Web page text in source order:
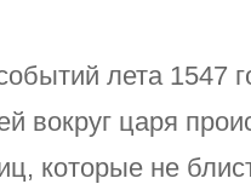
лета 1547
вокруг царя
которые не